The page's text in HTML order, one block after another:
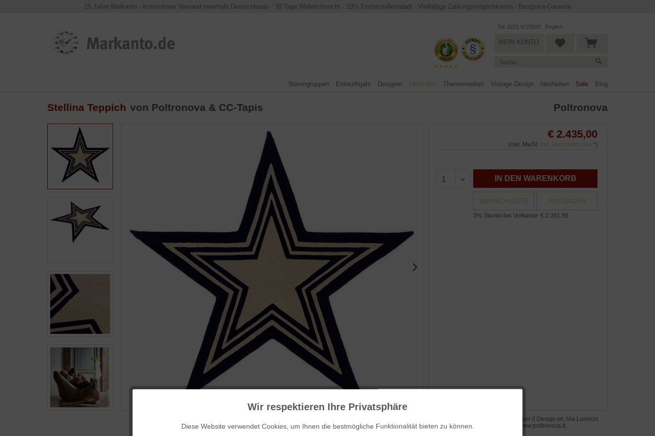
25 Jahre Markanto · Kostenloser Versand innerhalb Deutschlands · 30 Tage Widerrufsrecht · 10% Erstbestellerrabatt · Vielfältige Zahlungsmöglichkeiten · Bestprice-Garantie
Tel. 0221 9723920 English
MEIN KONTO
Warengruppen Entwurfsjahr Designer Hersteller Themenwelten Vintage Design Neuheiten Sale Blog
Stellina Teppich von Poltronova & CC-Tapis Poltronova
€ 2.435,00
(inkl. MwSt. inkl. Versandkosten *)
IN DEN WARENKORB
WUNSCHLISTE ANFRAGEN
3% Skonto bei Vorkasse: € 2.361,95
Hersteller: Centro Studi Poltronova per il Design srl, Via Lorenzo
Bartolini 2, 50124 Firenze, Italien, www.poltronova.it,
Wir respektieren Ihre Privatsphäre
Diese Website verwendet Cookies, um Ihnen die bestmögliche Funktionalität bieten zu können.